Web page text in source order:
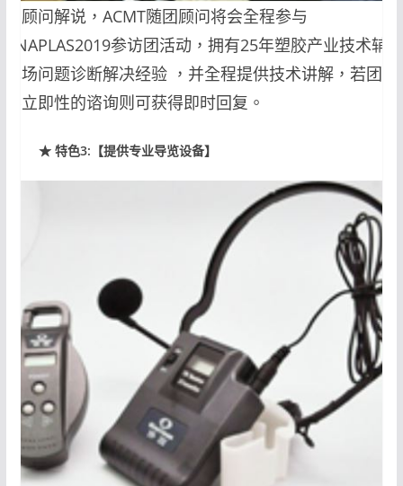
业顾问解说，ACMT随团顾问将会全程参与
参访团活动，拥有25年塑胶产业技术辅导
现场问题诊断解决经验 ，并全程提供技术讲解，若团员
要立即性的谘询则可获得即时回复。
★ 特色3:【提供专业导览设备】